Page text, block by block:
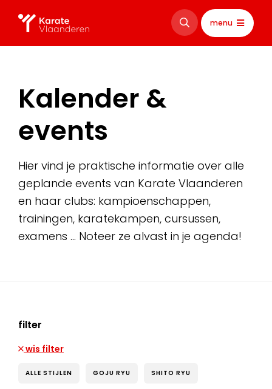
menu
Kalender &
events
Hier vind je praktische informatie over alle
geplande events van Karate Vlaanderen
en haar clubs: kampioenschappen,
trainingen, karatekampen, cursussen,
examens … Noteer ze alvast in je agenda!
filter
wis filter
ALLE STIJLEN GOJU RYU SHITO RYU